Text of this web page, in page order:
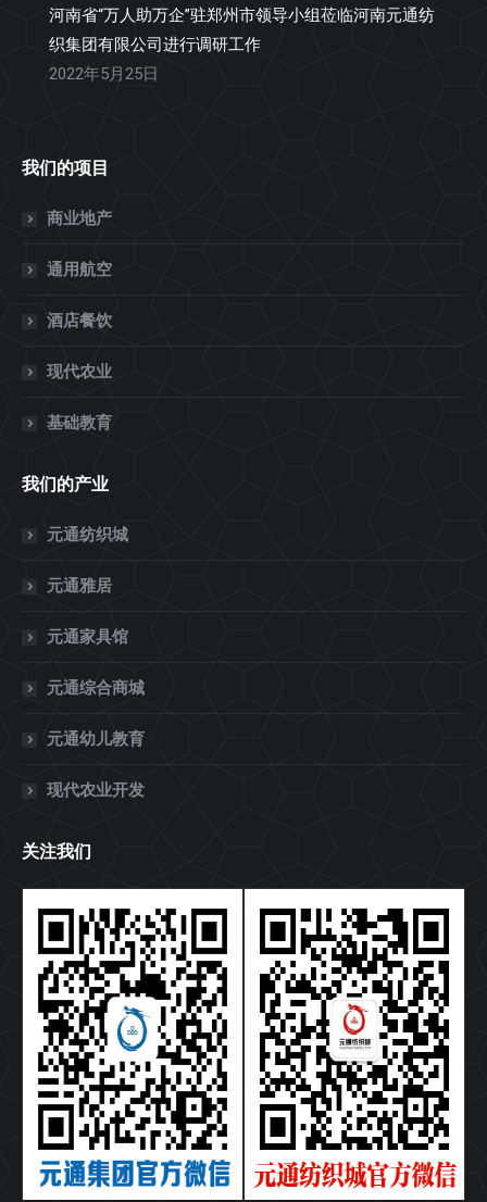
河南省“万人助万企”驻郑州市领导小组莅临河南元通纺
织集团有限公司进行调研工作
2022年5月25日
我们的项目
商业地产
通用航空
酒店餐饮
现代农业
基础教育
我们的产业
元通纺织城
元通雅居
元通家具馆
元通综合商城
元通幼儿教育
现代农业开发
关注我们